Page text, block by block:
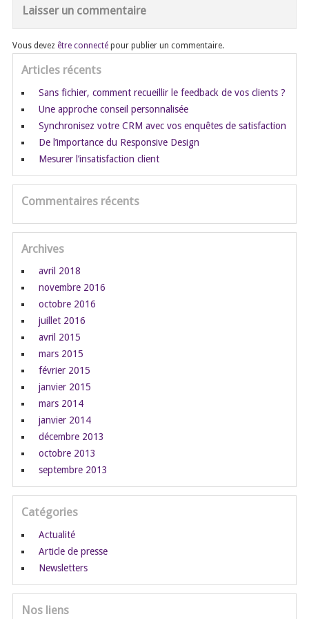
Laisser un commentaire
Vous devez être connecté pour publier un commentaire.
Articles récents
Sans fichier, comment recueillir le feedback de vos clients ?
Une approche conseil personnalisée
Synchronisez votre CRM avec vos enquêtes de satisfaction
De l’importance du Responsive Design
Mesurer l’insatisfaction client
Commentaires récents
Archives
avril 2018
novembre 2016
octobre 2016
juillet 2016
avril 2015
mars 2015
février 2015
janvier 2015
mars 2014
janvier 2014
décembre 2013
octobre 2013
septembre 2013
Catégories
Actualité
Article de presse
Newsletters
Nos liens